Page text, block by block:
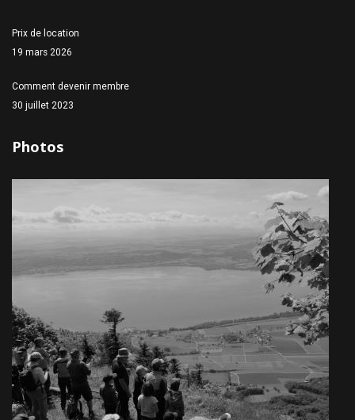
Prix de location
19 mars 2026
Comment devenir membre
30 juillet 2023
Photos